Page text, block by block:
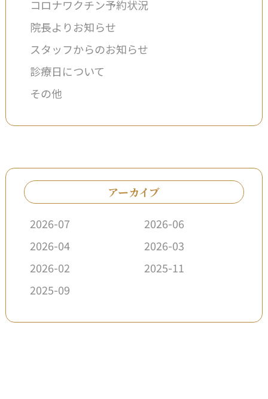
コロナワクチン予約状況
院長よりお知らせ
スタッフからのお知らせ
診療日について
その他
アーカイブ
2026-07
2026-06
2026-04
2026-03
2026-02
2025-11
2025-09